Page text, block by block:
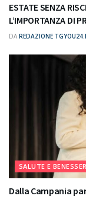
ESTATE SENZA
L’IMPORTANZA DI
DA REDAZIONE
SALUTE E
Dalla Campania